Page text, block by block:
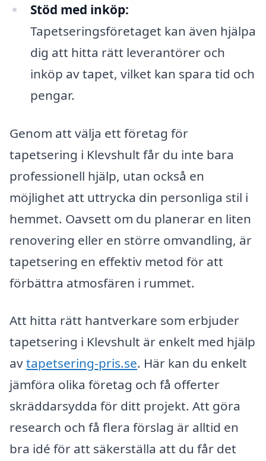
Stöd med inköp:
Tapetseringsföretaget kan även hjälpa
dig att hitta rätt leverantörer och
inköp av tapet, vilket kan spara tid och
pengar.
Genom att välja ett företag för
tapetsering i Klevshult får du inte bara
professionell hjälp, utan också en
möjlighet att uttrycka din personliga stil i
hemmet. Oavsett om du planerar en liten
renovering eller en större omvandling, är
tapetsering en effektiv metod för att
förbättra atmosfären i rummet.
Att hitta rätt hantverkare som erbjuder
tapetsering i Klevshult är enkelt med hjälp
avtapetsering-pris.se. Här kan du enkelt
jämföra olika företag och få offerter
skräddarsydda för ditt projekt. Att göra
research och få flera förslag är alltid en
bra idé för att säkerställa att du får det